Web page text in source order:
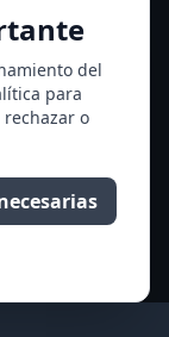
del
para
o
de la Cruz)